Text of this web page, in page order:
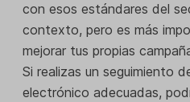
con esos estándares del
contexto, pero es más
mejorar tus propias
Si realizas un seguimiento
electrónico adecuadas,